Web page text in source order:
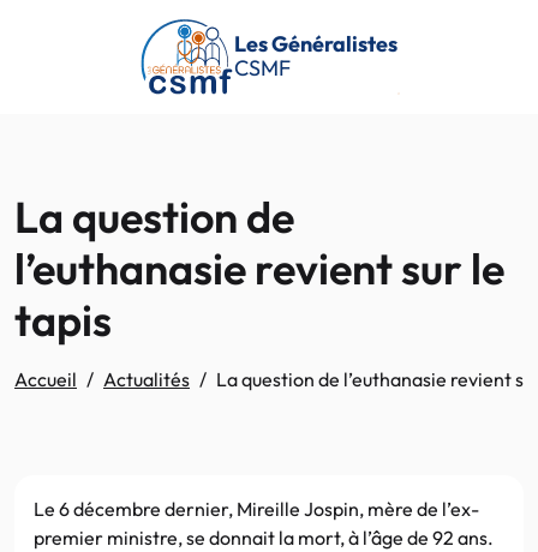
Passer au contenu principal
Les Généralistes
CSMF
La question de
l’euthanasie revient sur le
tapis
Accueil Actualités La question de l’euthanasie revient
Le 6 décembre dernier, Mireille Jospin, mère de l’ex-
premier ministre, se donnait la mort, à l’âge de 92 ans.